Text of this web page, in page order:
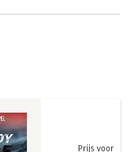
Prijs voor